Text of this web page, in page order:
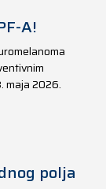
A!
maja 2026.
Gore, kako u
ustanovama.
polja